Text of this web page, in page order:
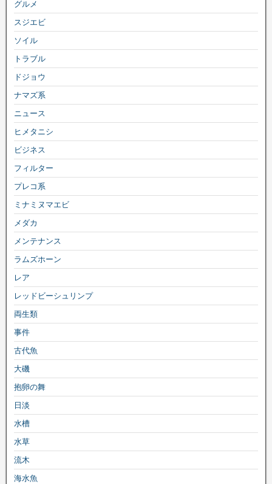
グルメ
スジエビ
ソイル
トラブル
ドジョウ
ナマズ系
ニュース
ヒメタニシ
ビジネス
フィルター
プレコ系
ミナミヌマエビ
メダカ
メンテナンス
ラムズホーン
レア
レッドビーシュリンプ
両生類
事件
古代魚
大磯
抱卵の舞
日淡
水槽
水草
流木
海水魚